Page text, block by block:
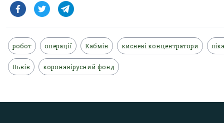
робот операції Кабмін кисневі концентратори
Львів коронавірусний фонд